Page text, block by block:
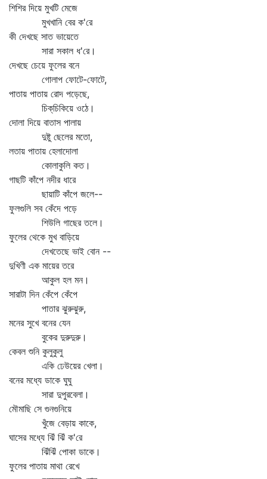
শিশির দিয়ে মুখটি মেজে
মুখখানি বের ক'রে
কী দেখছে সাত ভায়েতে
সারা সকাল ধ'রে।
দেখছে চেয়ে ফুলের বনে
গোলাপ ফোটে-ফোটে,
পাতায় পাতায় রোদ পড়েছে,
চিক্‌চিকিয়ে ওঠে।
দোলা দিয়ে বাতাস পালায়
দুষ্টু ছেলের মতো,
লতায় পাতায় হেলাদোলা
কোলাকুলি কত।
গাছটি কাঁপে নদীর ধারে
ছায়াটি কাঁপে জলে--
ফুলগুলি সব কেঁদে পড়ে
শিউলি গাছের তলে।
ফুলের থেকে মুখ বাড়িয়ে
দেখতেছে ভাই বোন --
দুখিণী এক মায়ের তরে
আকুল হল মন।
সারাটা দিন কেঁপে কেঁপে
পাতার ঝুরুঝুরু,
মনের সুখে বনের যেন
বুকের দুরুদুরু।
কেবল শুনি কুলুকুলু
একি ঢেউয়ের খেলা।
বনের মধ্যে ডাকে ঘুঘু
সারা দুপুরবেলা।
মৌমাছি সে গুনগুনিয়ে
খুঁজে বেড়ায় কাকে,
ঘাসের মধ্যে ঝিঁ ঝিঁ ক'রে
ঝিঁঝিঁ পোকা ডাকে।
ফুলের পাতায় মাথা রেখে